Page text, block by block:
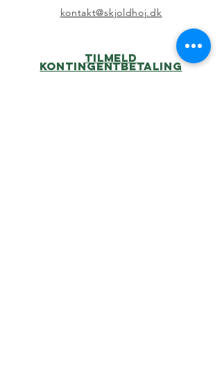
kontakt@skjoldhoj.dk
Tilmeld
kontingentbetaling